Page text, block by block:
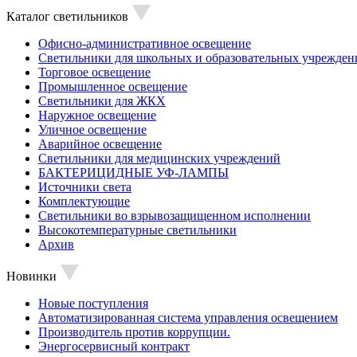
Каталог светильников
Офисно-административное освещение
Светильники для школьных и образовательных
Торговое освещение
Промышленное освещение
Светильники для ЖКХ
Наружное освещение
Уличное освещение
Аварийное освещение
Светильники для медицинских учреждений
БАКТЕРИЦИДНЫЕ УФ-ЛАМПЫ
Источники света
Комплектующие
Светильники во взрывозащищенном исполнении
Высокотемпературные светильники
Архив
Новинки
Новые поступления
Автоматизированная система управления освещением
Производитель против коррупции.
Энергосервисный контракт